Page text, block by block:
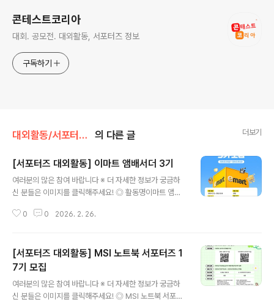
콘테스트코리아
대회. 공모전. 대외활동, 서포터즈 정보
구독하기
대외활동/서포터즈 • 기자단 의 다른 글 더보기
[서포터즈 대외활동] 이마트 앰배서더 3기
여러분의 많은 참여 바랍니다 ※ 더 자세한 정보가 궁금하
신 분들은 이미지를 클릭해주세요! ◎ 활동명이마트 앰배
동 중인 숏폼 크리에이터 ◎ 모집 인원20명 ◎ 선발 일정-
26. 07 ◎ 활동 내용이마트 제품 및 프로모션을 활용한 매
월 2건 SNS 숏폼 콘텐츠 제작 ◎ 활동 혜택- 월 활동비 3
0만원 지급 및 제작툴 지원- 매월 우수활동자 메타/구글애
즈 광고 지원- 이마트 굿즈 제공 ◎ 문 의ted@socialm
0 0 2026. 2. 26.
[서포터즈 대외활동] MSI 노트북 서포터즈 1
7기 모집
여러분의 많은 참여 바랍니다 ※ 더 자세한 정보가 궁금하
신 분들은 이미지를 클릭해주세요! ◎ MSI 노트북 서포터